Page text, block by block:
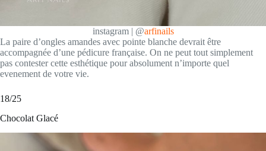
instagram | @arfinails
La paire d’ongles amandes avec pointe blanche devrait être
accompagnée d’une pédicure française. On ne peut tout simplement
pas contester cette esthétique pour absolument n’importe quel
evenement de votre vie.
18/25
Chocolat Glacé